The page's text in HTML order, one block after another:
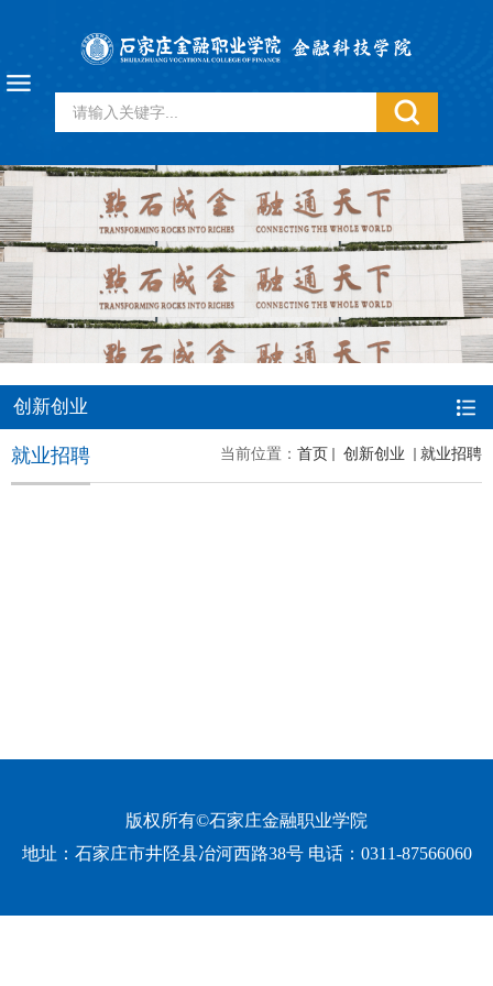
创新创业
当前位置： 首页 创新创业 就业招聘
就业招聘
版权所有©石家庄金融职业学院
地址： 石家庄市井陉县冶河西路38号 电话：0311-87566060